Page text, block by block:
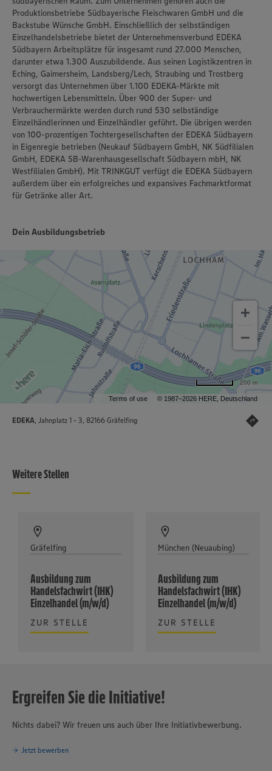
Produktionsbetriebe Südbayerische Fleischwaren GmbH und die
Backstube Wünsche GmbH. Einschließlich der selbständigen
Einzelhandelsbetriebe bietet der Unternehmensverbund EDEKA
Südbayern Arbeitsplätze für insgesamt rund 27.000 Menschen,
darunter etwa 1.300 Auszubildende. Aus seinen Logistikzentren in
Eching, Gaimersheim, Landsberg/Lech, Straubing und Trostberg
versorgt das Unternehmen über 1.100 EDEKA-Märkte mit
hochwertigen Lebensmitteln. Über 900 der Super- und
Verbrauchermärkte werden durch rund 530 selbständige
Einzelhändlerinnen und Einzelhändler geführt. Die übrigen werden
von 100-prozentigen Tochtergesellschaften der EDEKA Südbayern
in Eigenregie betrieben (Neukauf Südbayern GmbH, NK Südfilialen
GmbH, EDEKA SB-Warenhausgesellschaft Südbayern mbH, NK
Westfilialen GmbH). Mit TRINKGUT verfügt die EDEKA Südbayern
außerdem über ein erfolgreiches und expansives Fachmarktformat
für Getränke aller Art.
Dein Ausbildungsbetrieb
Terms of use © 1987–2026 HERE, Deutschland
200 m
EDEKA, Jahnplatz 1 - 3, 82166 Gräfelfing
Weitere Stellen
Gräfelfing
Ausbildung zum
Handelsfachwirt (IHK)
Einzelhandel (m/w/d)
ZUR STELLE
München (Neuaubing)
Ausbildung zum
Handelsfachwirt (IHK)
Einzelhandel (m/w/d)
ZUR STELLE
Ergreifen Sie die Initiative!
Nichts dabei? Wir freuen uns auch über Ihre Initiativbewerbung.
Jetzt bewerben